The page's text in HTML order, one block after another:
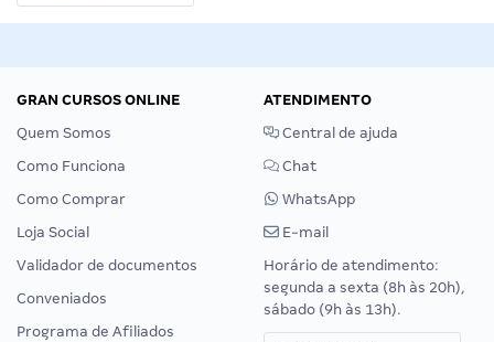
GRAN CURSOS ONLINE
Quem Somos
Como Funciona
Como Comprar
Loja Social
Validador de documentos
Conveniados
Programa de Afiliados
ATENDIMENTO
Central de ajuda
Chat
WhatsApp
E-mail
Horário de atendimento:
segunda a sexta (8h às 20h),
sábado (9h às 13h).